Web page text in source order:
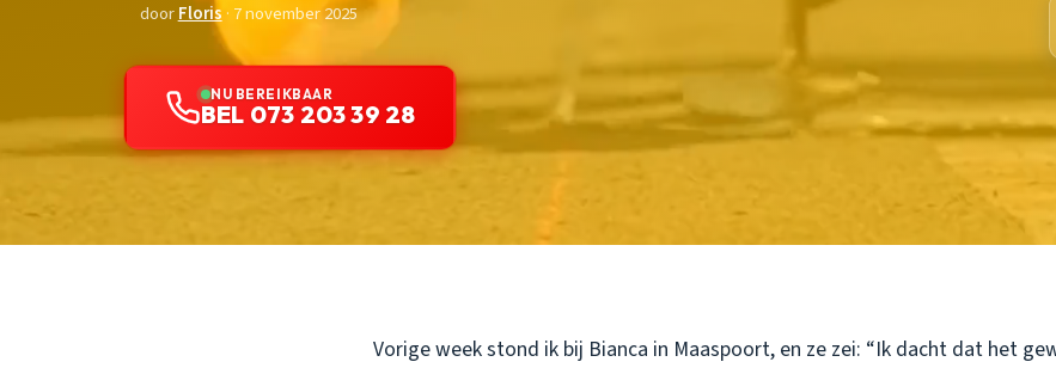
doorFloris · 7 november 2025
NU BEREIKBAAR
BEL 073 203 39 28
Vorige week stond ik bij Bianca in Maaspoort, en ze zei: “Ik dacht dat het